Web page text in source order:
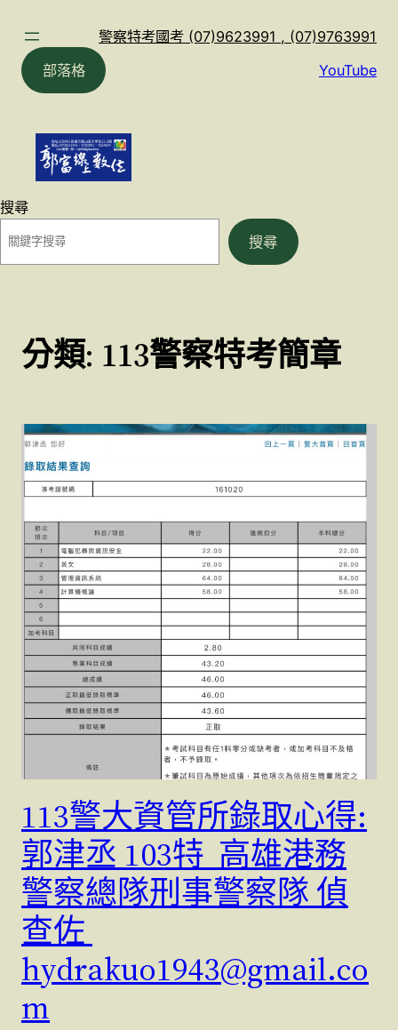
警察特考國考 (07)9623991 , (07)9763991
部落格
YouTube
搜尋
搜尋
分類: 113警察特考簡章
113警大資管所錄取心得:
郭津丞 103特 高雄港務
警察總隊刑事警察隊 偵
查佐
hydrakuo1943@gmail.co
m